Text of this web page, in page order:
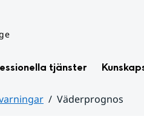
tjänster
Väderprognos